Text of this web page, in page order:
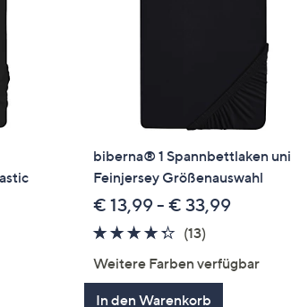
biberna® 1 Spannbettlaken uni
Feinjersey Größenauswahl
€ 13,99 - € 33,99
4.2
5
(13)
Weitere Farben verfügbar
In den Warenkorb